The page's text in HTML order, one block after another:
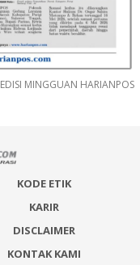
EDISI MINGGUAN HARIANPOS
KODE ETIK
KARIR
DISCLAIMER
KONTAK KAMI